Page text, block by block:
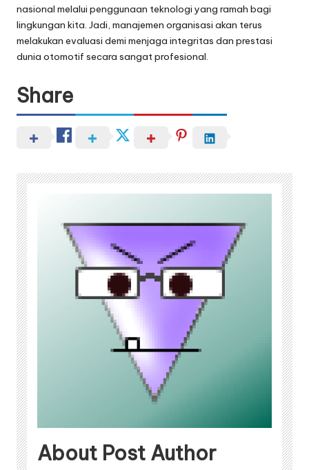
nasional melalui penggunaan teknologi yang ramah bagi
lingkungan kita. Jadi, manajemen organisasi akan terus
melakukan evaluasi demi menjaga integritas dan prestasi
dunia otomotif secara sangat profesional.
Share
About Post Author